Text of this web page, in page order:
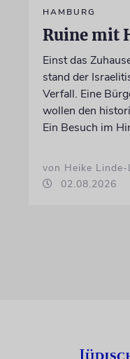
HAMBURG
Ruine mit
Einst das
stand der
Verfall. Eine
wollen den
Ein Besuch im
von Heike Linde-
02.08.2026